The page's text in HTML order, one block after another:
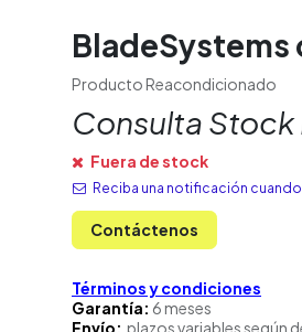
Producto Reacondicionado
Consulta
Fuera de stock
Reciba una notificación
Contáctenos
Términos y condiciones
Garantía: 6 meses
Envío: plazos variables según